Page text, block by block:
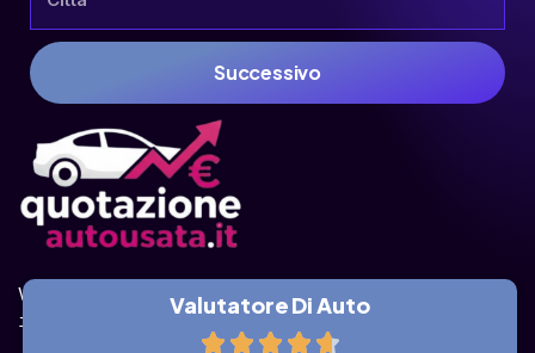
Successivo
Valuta la tua auto online, gratis e in pochi
istanti.
Valutatore Di Auto